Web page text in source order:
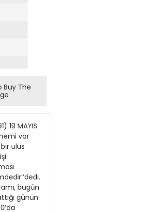
Buy The
19 MAYIS
var
ulus
bugün
günün